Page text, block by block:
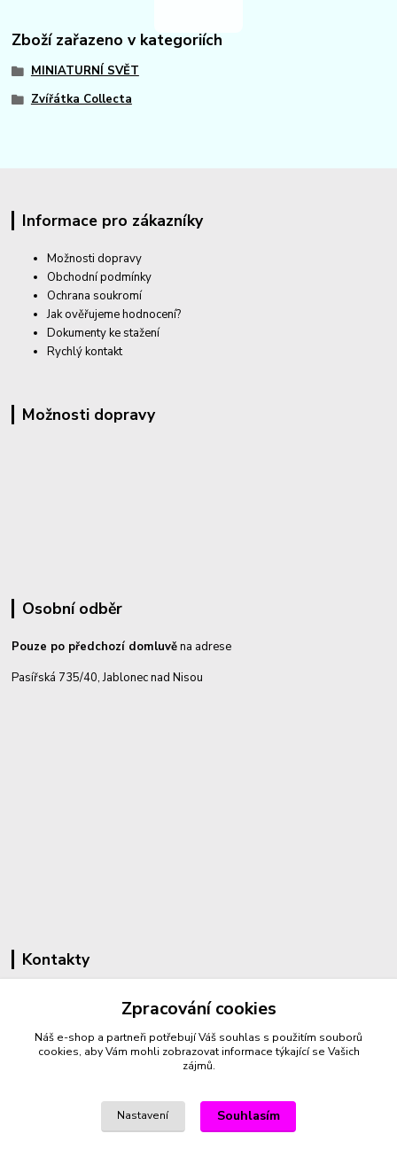
Zboží zařazeno v kategoriích
MINIATURNÍ SVĚT
Zvířátka Collecta
Informace pro zákazníky
Možnosti dopravy
Obchodní podmínky
Ochrana soukromí
Jak ověřujeme hodnocení?
Dokumenty ke stažení
Rychlý kontakt
Možnosti dopravy
Osobní odběr
Pouze po předchozí domluvěna adrese
Pasířská 735/40, Jablonec nad Nisou
Kontakty
+420 732 459 425
(Po-Pá, 8-16 hod.)
Zpracování cookies
Náš e-shop a partneři potřebují Váš souhlas s použitím souborů
cookies, aby Vám mohli zobrazovat informace týkající se Vašich
zájmů.
Nastavení Souhlasím